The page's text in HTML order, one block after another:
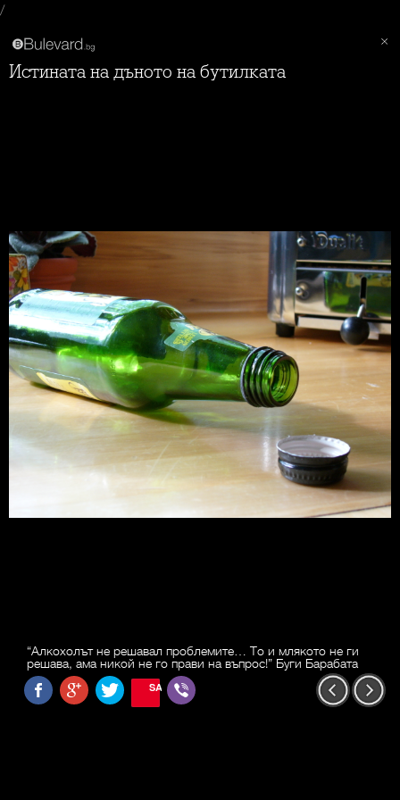
/
Истината на дъното на бутилката
“Алкохолът не решавал проблемите… То и млякото не ги
решава, ама никой не го прави на въпрос!” Буги Барабата
SAVE